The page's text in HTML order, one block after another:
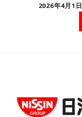
2026年4月1日
ジ
送